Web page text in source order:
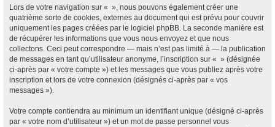
Lors de votre navigation sur « », nous pouvons également créer une
quatrième sorte de cookies, externes au document qui est prévu pour couvrir
uniquement les pages créées par le logiciel phpBB. La seconde manière est
de récupérer les informations que vous nous envoyez et que nous
collectons. Ceci peut correspondre — mais n’est pas limité à — la publication
de messages en tant qu’utilisateur anonyme, l’inscription sur « » (désignée
ci-après par « votre compte ») et les messages que vous publiez après votre
inscription et lors de votre connexion (désignés ci-après par « vos
messages »).
Votre compte contiendra au minimum un identifiant unique (désigné ci-après
par « votre nom d’utilisateur ») et un mot de passe personnel vous